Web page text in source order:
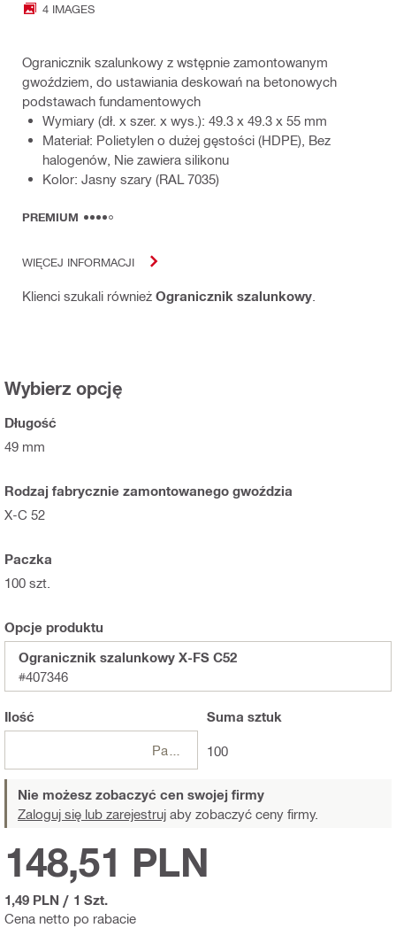
4 IMAGES
Ogranicznik szalunkowy z wstępnie zamontowanym
gwoździem, do ustawiania deskowań na betonowych
podstawach fundamentowych
Wymiary (dł. x szer. x wys.): 49.3 x 49.3 x 55 mm
Materiał: Polietylen o dużej gęstości (HDPE), Bez
halogenów, Nie zawiera silikonu
Kolor: Jasny szary (RAL 7035)
PREMIUM
WIĘCEJ INFORMACJI
Klienci szukali również Ogranicznik szalunkowy
Wybierz opcję
Długość
49 mm
Rodzaj fabrycznie zamontowanego gwoździa
X-C 52
Paczka
100 szt.
Opcje produktu
Ogranicznik szalunkowy X-FS C52
#407346
Ilość Suma sztuk
100
Nie możesz zobaczyć cen swojej firmy
Zaloguj się lub zarejestruj aby zobaczyć ceny firmy.
Cena netto po rabacie
148,51 PLN
1,49 PLN / 1 Szt.